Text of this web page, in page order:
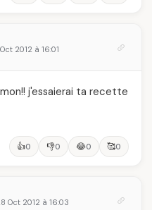
2012 à 16:01
j'essaierai ta recette
👍0 👎0 😂0 🥰0
Oct 2012 à 16:03